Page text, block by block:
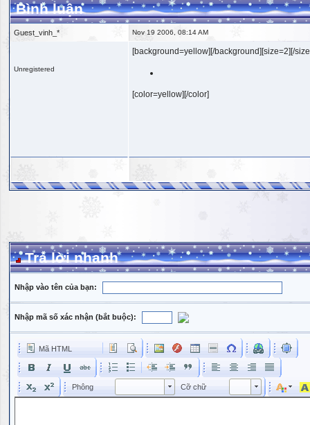
Bình luận
Guest_vinh_* Nov 19 2006, 08:14 AM
Unregistered
[background=yellow][/background][size=2][/
[color=yellow][/color]
Trả lời nhanh
Nhập vào tên của bạn:
Nhập mã số xác nhận (bắt buộc):
Mã HTML
Phông Phông Cỡ chữ Kích cỡ phông